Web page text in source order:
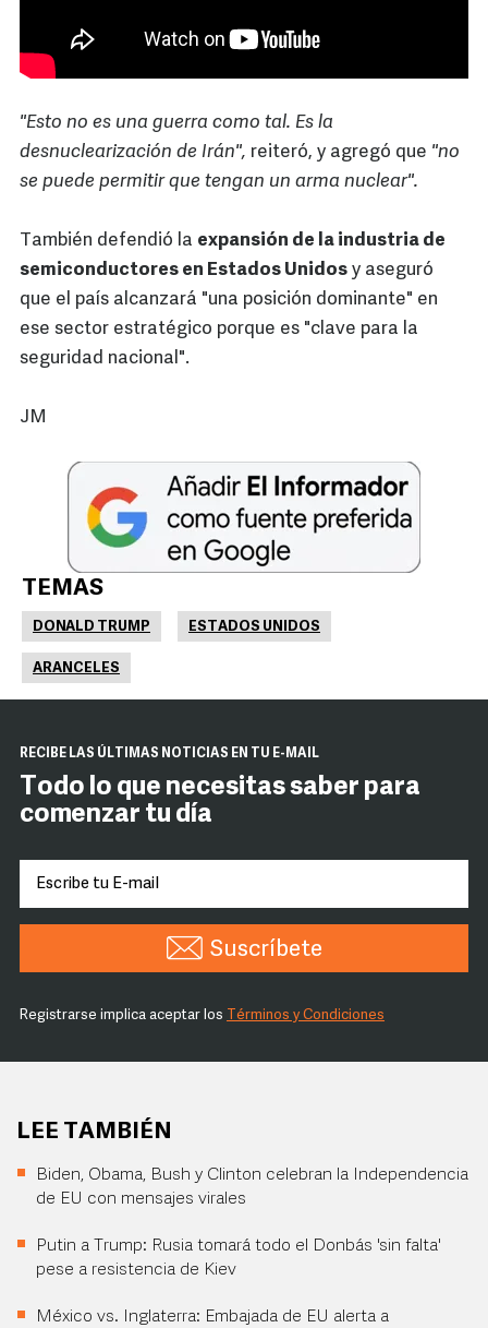
"Esto no es una guerra como tal. Es la
desnuclearización de Irán", reiteró, y agregó que "no
se puede permitir que tengan un arma nuclear".
También defendió la expansión de la industria de
semiconductores en Estados Unidos y aseguró
que el país alcanzará "una posición dominante" en
ese sector estratégico porque es "clave para la
seguridad nacional".
JM
TEMAS
DONALD TRUMP ESTADOS UNIDOS
ARANCELES
RECIBE LAS ÚLTIMAS NOTICIAS EN TU E-MAIL
Todo lo que necesitas saber para
comenzar tu día
Suscríbete
Registrarse implica aceptar los Términos y Condiciones
LEE TAMBIÉN
Biden, Obama, Bush y Clinton celebran la Independencia
de EU con mensajes virales
Putin a Trump: Rusia tomará todo el Donbás 'sin falta'
pese a resistencia de Kiev
México vs. Inglaterra: Embajada de EU alerta a